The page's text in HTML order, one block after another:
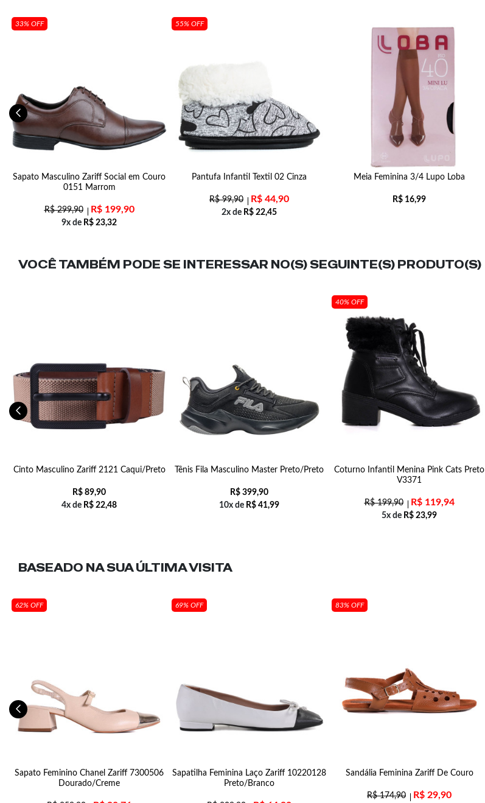
33% OFF
Sapato Masculino Zariff Social em Couro
0151 Marrom
R$299,90 R$199,90
9x de R$ 23,32
55% OFF
Pantufa Infantil Textil 02 Cinza
R$99,90 R$ 44,90
2x de R$ 22,45
Meia Feminina 3/4 Lupo Loba
R$ 16,99
VOCÊ TAMBÉM PODE SE INTERESSAR NO(S) SEGUINTE(S) PRODUTO(S)
Cinto Masculino Zariff 2121 Caqui/Preto
R$ 89,90
4x de R$ 22,48
Tênis Fila Masculino Master Preto/Preto
R$ 399,90
10x de R$ 41,99
40% OFF
Coturno Infantil Menina Pink Cats Preto
V3371
R$199,90 R$119,94
5x de R$ 23,99
BASEADO NA SUAÚLTIMA VISITA
62% OFF
Sapato Feminino Chanel Zariff 7300506
Dourado/Creme
69% OFF
Sapatilha Feminina Laço Zariff 10220128
Preto/Branco
83% OFF
Sandália Feminina Zariff De Couro
R$174,90 R$ 29,90